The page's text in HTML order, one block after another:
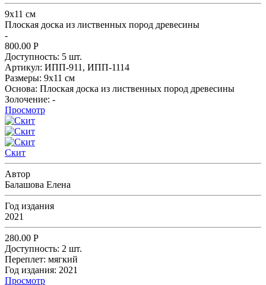
9х11 см
Плоская доска из лиственных пород древесины
-
800.00 Р
Доступность: 5 шт.
Артикул: ИПП-911, ИПП-1114
Размеры: 9х11 см
Основа: Плоская доска из лиственных пород древесины
Золочение: -
Просмотр
Скит
Автор
Балашова Елена
Год издания
2021
280.00 Р
Доступность: 2 шт.
Переплет: мягкий
Год издания: 2021
Просмотр